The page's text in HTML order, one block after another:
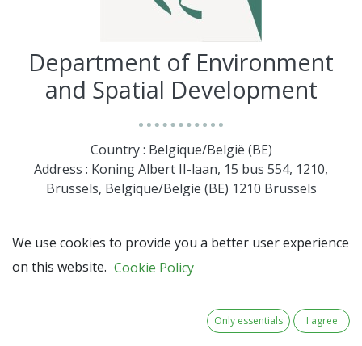
Department of Environment
and Spatial Development
Country : Belgique/België (BE)
Address : Koning Albert II-laan, 15 bus 554, 1210,
Brussels, Belgique/België (BE) 1210 Brussels
We use cookies to provide you a better user experience
on this website. Cookie Policy
Only essentials I agree